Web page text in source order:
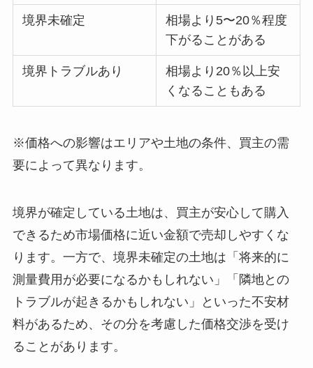
境界未確定
相場より5〜20％程度
下がることがある
境界トラブルあり
相場より20％以上安
くなることもある
※価格への影響はエリアや土地の条件、買主の需
要によって異なります。
境界が確定している土地は、買主が安心して購入
できるため市場価格に近い金額で売却しやすくな
ります。一方で、境界未確定の土地は「将来的に
測量費用が必要になるかもしれない」「隣地との
トラブルが起きるかもしれない」といった不安材
料があるため、その分を考慮した価格交渉を受け
ることがあります。